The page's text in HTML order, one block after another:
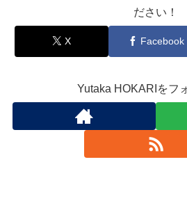
ださい！
X Facebook
Yutaka HOKARIをフ